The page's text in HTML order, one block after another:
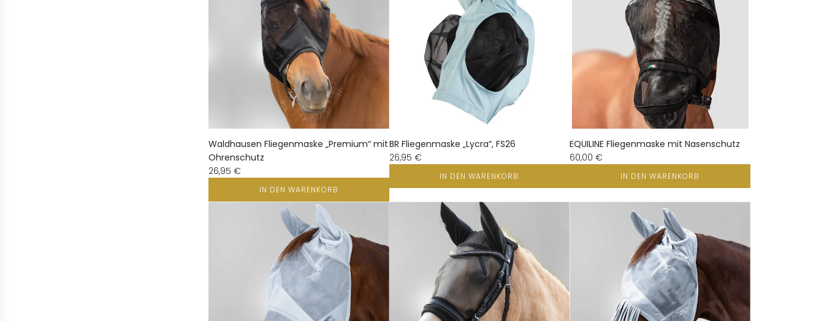
Waldhausen Fliegenmaske „Premium“ mit
Ohrenschutz
26,95 €
IN DEN WARENKORB
BR Fliegenmaske „Lycra“, FS26
26,95 €
IN DEN WARENKORB
EQUILINE Fliegenmaske mit Nasenschutz
60,00 €
IN DEN WARENKORB